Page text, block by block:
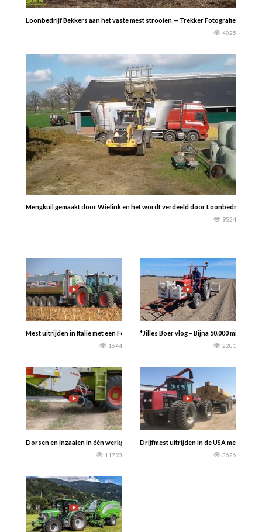
Loonbedrijf Bekkers aan het vaste mest strooien — Trekker Fotografie
4025
Mengkuil gemaakt door Wielink en het wordt verdeeld door Loonbedrijf
9524
Mest uitrijden in Italië met een Fendt 718 + Valzelli Cubex 4 asser…… Agri
1644
*Jilles Boer vlog – Bijna 50.000
2281
Dorsen en inzaaien in één werkgang………Een wereldprimeur bij de oogst van
11793
Drijfmest uitrijden in de USA met een
3626